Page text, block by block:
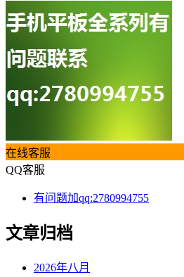
在线客服
QQ客服
有问题加qq:2780994755
文章归档
2026年八月